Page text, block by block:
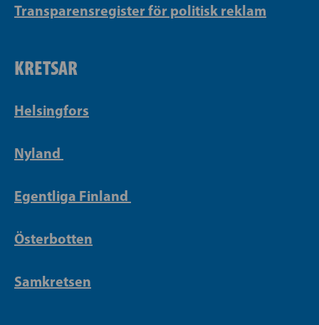
Transparensregister för politisk reklam
KRETSAR
Helsingfors
Nyland
Egentliga Finland
Österbotten
Samkretsen